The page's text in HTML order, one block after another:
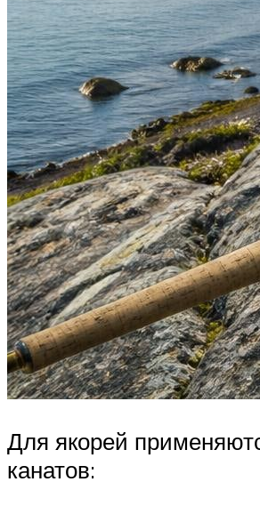
Для якорей
канатов: